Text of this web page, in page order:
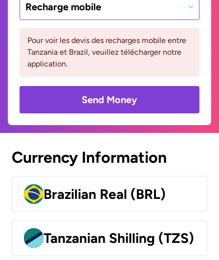
Recharge mobile
Pour voir les devis des recharges mobile entre
Tanzania et Brazil, veuillez télécharger notre
application.
Send Money
Currency Information
Brazilian Real (BRL)
Tanzanian Shilling (TZS)